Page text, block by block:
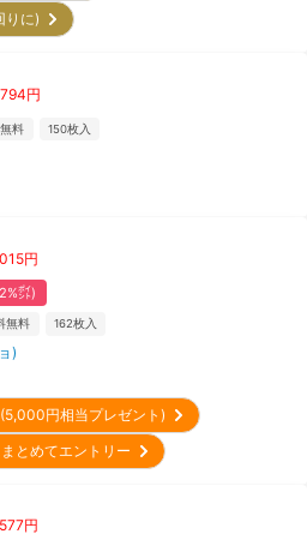
りに)
円
料 150枚入
円
㌽)
無料 162枚入
)
(5,000円相当プレゼント)
まとめてエントリー
円